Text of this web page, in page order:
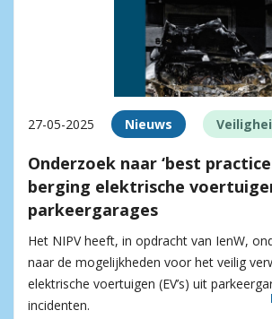
27-05-2025 Nieuws
Onderzoek naar ‘best
berging elektrische
parkeergarages
Het NIPV heeft, in opdracht van IenW,
naar de mogelijkheden voor het veilig
elektrische voertuigen (EV’s) uit
incidenten.